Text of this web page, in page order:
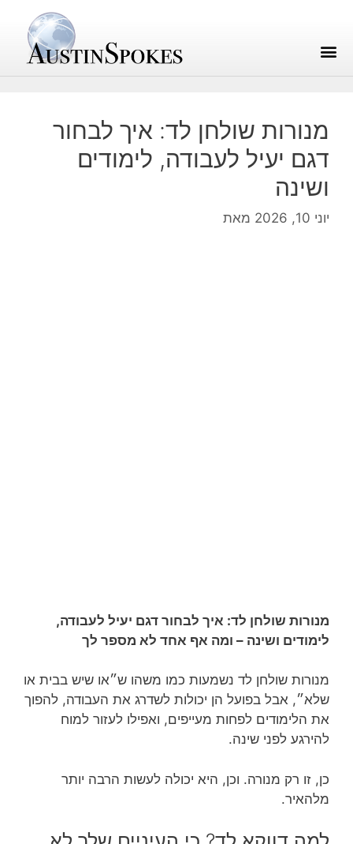
מנורות שולחן לד: איך לבחור
דגם יעיל לעבודה, לימודים
ושינה
יוני 10, 2026 מאת
מנורות שולחן לד: איך לבחור דגם יעיל לעבודה,
לימודים ושינה – ומה אף אחד לא מספר לך
מנורות שולחן לד נשמעות כמו משהו ש״או שיש בבית או
שלא״, אבל בפועל הן יכולות לשדרג את העבודה, להפוך
את הלימודים לפחות מעייפים, ואפילו לעזור למוח
להירגע לפני שינה.
כן, זו רק מנורה. וכן, היא יכולה לעשות הרבה יותר
מלהאיר.